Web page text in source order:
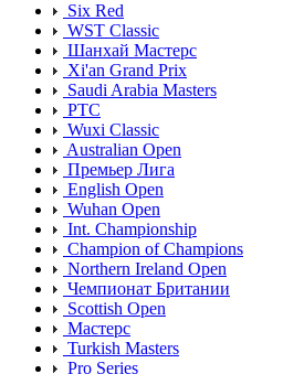
Six Red
WST Classic
Шанхай Мастерс
Xi'an Grand Prix
Saudi Arabia Masters
PTC
Wuxi Classic
Australian Open
Премьер Лига
English Open
Wuhan Open
Int. Championship
Champion of Champions
Northern Ireland Open
Чемпионат Британии
Scottish Open
Мастерс
Turkish Masters
Pro Series